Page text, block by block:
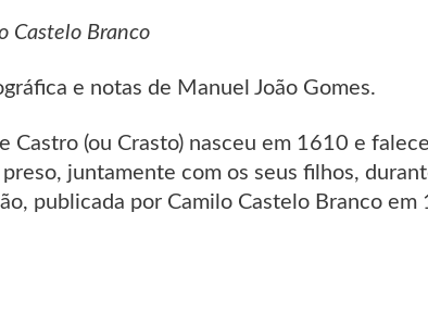
Castelo Branco
e notas de Manuel João Gomes.
Castro (ou Crasto) nasceu em 1610 e
juntamente com os seus filhos,
publicada por Camilo Castelo Branco em